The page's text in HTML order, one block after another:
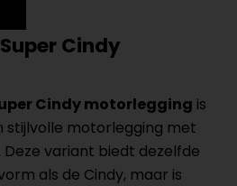
Cindy
Cindy motorlegging is
motorlegging met
variant biedt dezelfde
als de Cindy, maar is